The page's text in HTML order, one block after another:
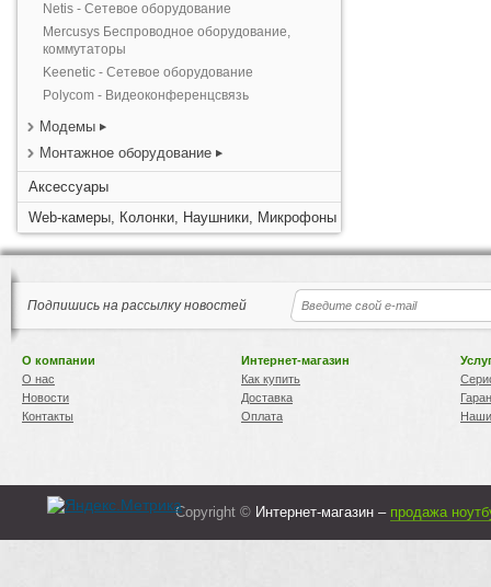
Netis - Сетевое оборудование
Mercusys Беспроводное оборудование,
коммутаторы
Keenetic - Сетевое оборудование
Polycom - Видеоконференцсвязь
Модемы
Монтажное оборудование
Аксессуары
Web-камеры, Колонки, Наушники, Микрофоны
Подпишись на рассылку новостей
О компании
О нас
Новости
Контакты
Интернет-магазин
Как купить
Доставка
Оплата
Copyright © Интернет-магазин – продажа